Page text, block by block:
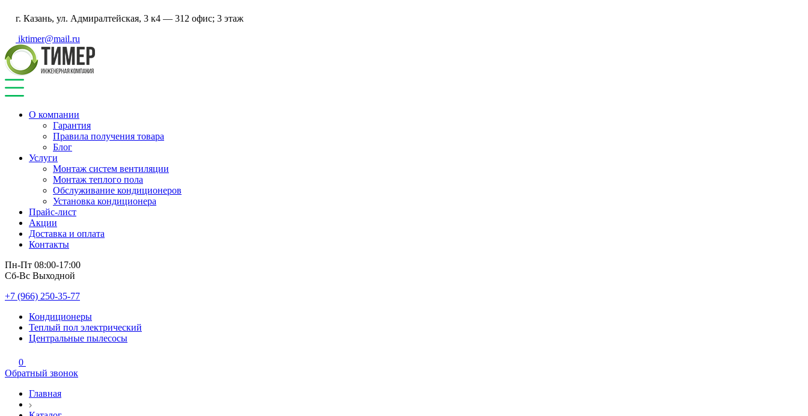
г. Казань, ул. Адмиралтейская, 3 к4 — 312 офис; 3 этаж
iktimer@mail.ru
О компании
Гарантия
Правила получения товара
Блог
Услуги
Монтаж систем вентиляции
Монтаж теплого пола
Обслуживание кондиционеров
Установка кондиционера
Прайс-лист
Акции
Доставка и оплата
Контакты
Пн-Пт 08:00-17:00
Сб-Вс Выходной
+7 (966) 250-35-77
Кондиционеры
Теплый пол электрический
Центральные пылесосы
0
Обратный звонок
Главная